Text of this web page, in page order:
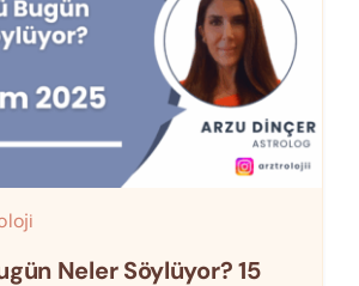
Neler Söylüyor? 15